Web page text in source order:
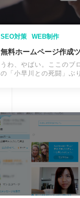
SEO対策 WEB制作
無料ホームページ作成
うわ、やばい。ここのブ
の「小早川との死闘」ぶ